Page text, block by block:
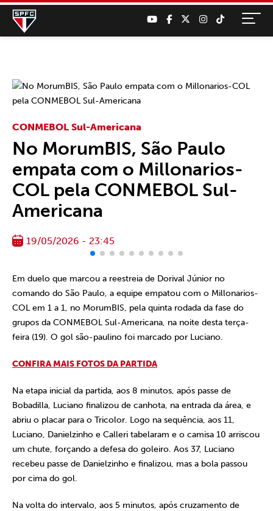
CONMEBOL Sul-Americana
No MorumBIS, São Paulo
empata com o Millonarios-
COL pela CONMEBOL Sul-
Americana
19/05/2026 - 23:45
Em duelo que marcou a reestreia de Dorival Júnior no
comando do São Paulo, a equipe empatou com o Millonarios-
COL em 1 a 1, no MorumBIS, pela quinta rodada da fase do
grupos da CONMEBOL Sul-Americana, na noite desta terça-
feira (19). O gol são-paulino foi marcado por Luciano.
CONFIRA MAIS FOTOS DA PARTIDA
Na etapa inicial da partida, aos 8 minutos, após passe de
Bobadilla, Luciano finalizou de canhota, na entrada da área, e
abriu o placar para o Tricolor. Logo na sequência, aos 11,
Luciano, Danielzinho e Calleri tabelaram e o camisa 10 arriscou
um chute, forçando a defesa do goleiro. Aos 37, Luciano
recebeu passe de Danielzinho e finalizou, mas a bola passou
por cima do gol.
Na volta do intervalo, aos 5 minutos, após cruzamento de